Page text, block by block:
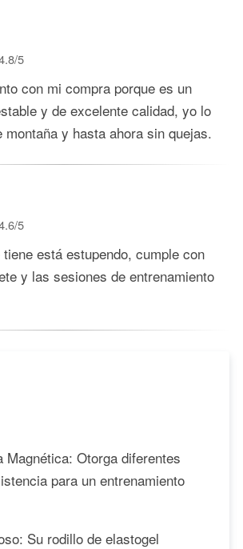
5
con mi compra porque es un
y de excelente calidad, yo lo
y hasta ahora sin quejas.
5
está estupendo, cumple con
y las sesiones de entrenamiento
Magnética: Otorga diferentes
para un entrenamiento
Su rodillo de elastogel